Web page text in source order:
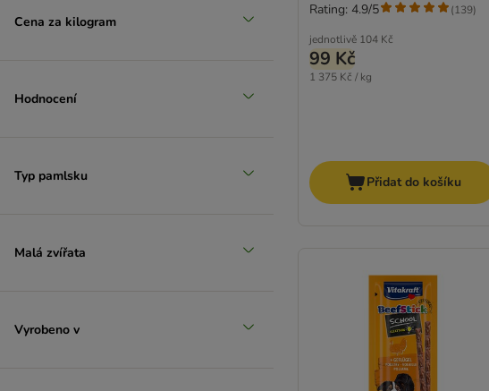
Cena za kilogram
Hodnocení
Typ pamlsku
Malá zvířata
Vyrobeno v
jednotlivě 104 Kč
99 Kč
1 375 Kč / kg
Rating: 4.9/5 (139)
Přidat do košíku